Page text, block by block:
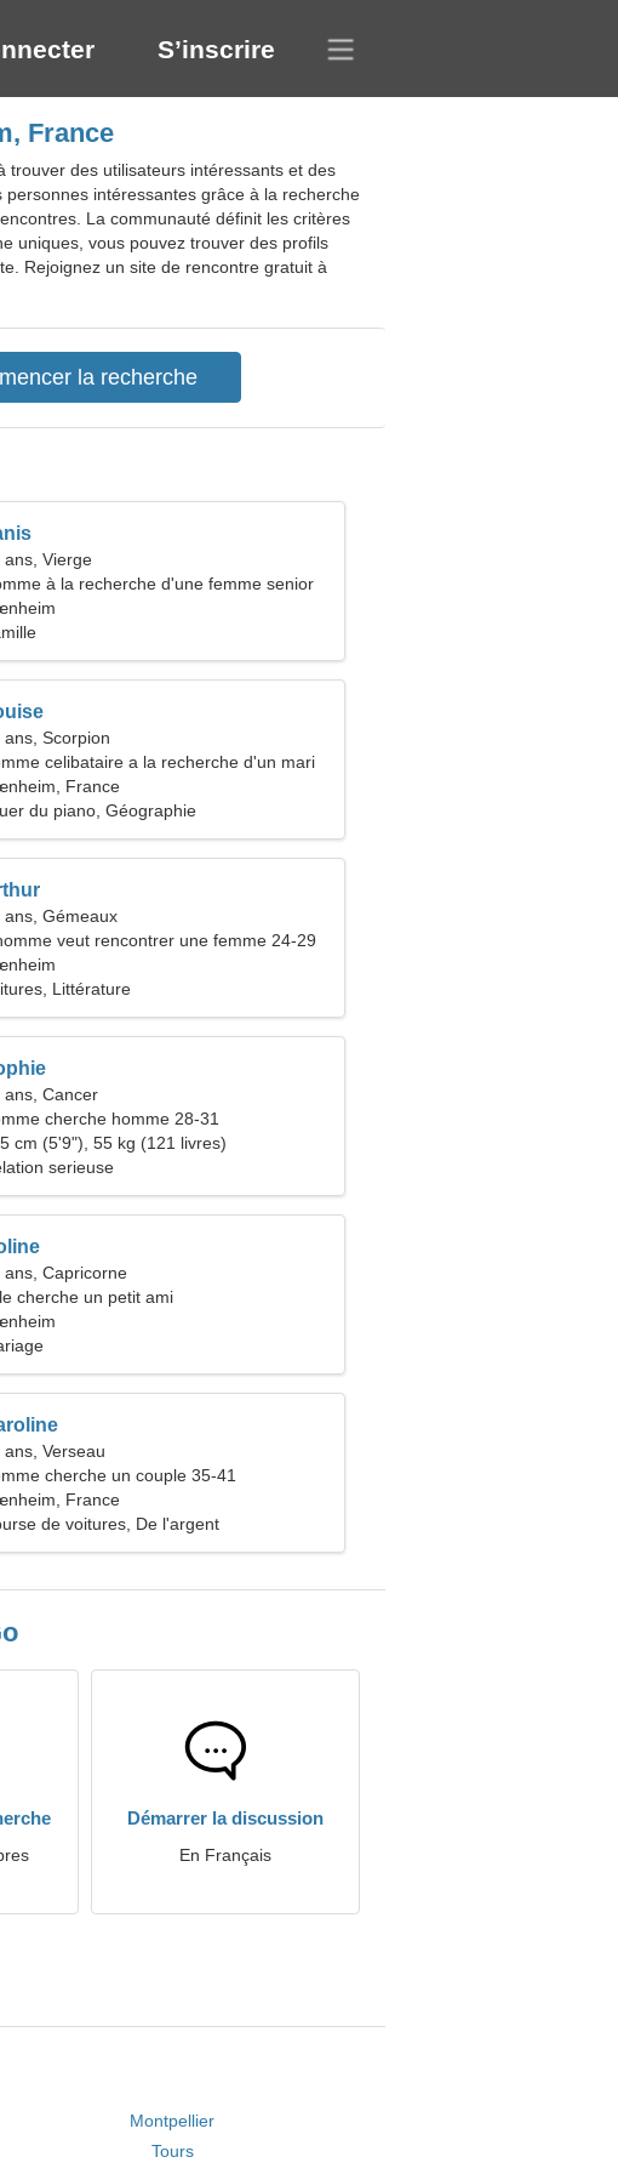
S’inscrire
France
des utilisateurs intéressants et des
intéressantes grâce à la recherche
La communauté définit les critères
uniques, vous pouvez trouver des profils
Rejoignez un site de rencontre gratuit à
ans, Vierge
à la recherche d'une femme senior
ans, Scorpion
celibataire a la recherche d'un mari
France
du piano, Géographie
ans, Gémeaux
veut rencontrer une femme 24-29
Littérature
ans, Cancer
cherche homme 28-31
cm (5'9"), 55 kg (121 livres)
serieuse
ans, Capricorne
cherche un petit ami
ans, Verseau
cherche un couple 35-41
France
de voitures, De l'argent
Démarrer la discussion
En Français
Montpellier
Tours